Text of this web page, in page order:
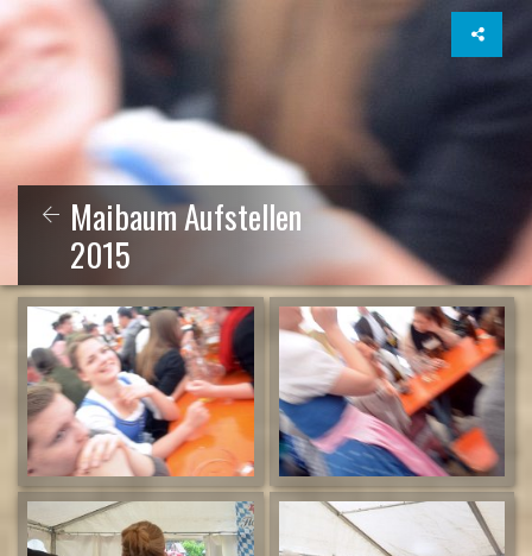
Maibaum Aufstellen
2015